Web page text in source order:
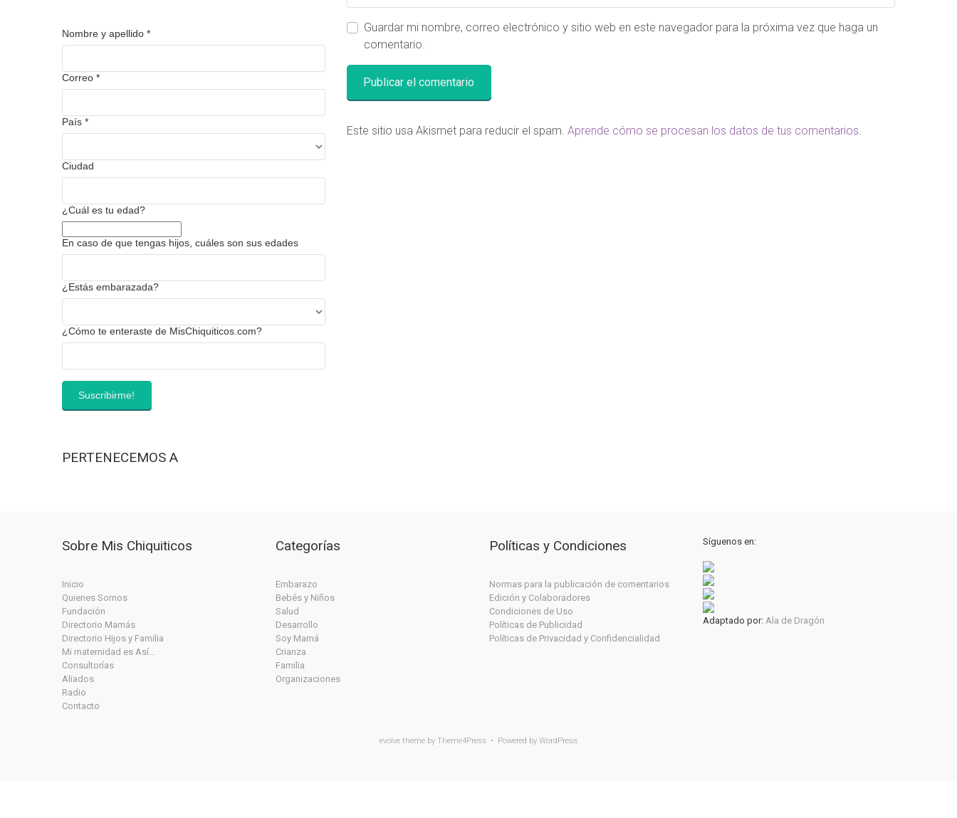
Guardar mi nombre, correo electrónico y sitio web en este navegador para la próxima vez que haga un
comentario.
Este sitio usa Akismet para reducir el spam. Aprende cómo se procesan los datos de tus comentarios
Nombre y apellido *
Correo *
País *
Ciudad
¿Cuál es tu edad?
En caso de que tengas hijos, cuáles son sus edades
¿Estás embarazada?
¿Cómo te enteraste de MisChiquiticos.com?
PERTENECEMOS A
Sobre Mis Chiquiticos
Inicio
Quienes Somos
Fundación
Directorio Mamás
Directorio Hijos y Familia
Mi maternidad es Así…
Consultorías
Aliados
Radio
Contacto
Categorías
Embarazo
Bebés y Niños
Salud
Desarrollo
Soy Mamá
Crianza
Familia
Organizaciones
Políticas y Condiciones
Normas para la publicación de comentarios
Edición y Colaboradores
Condiciones de Uso
Políticas de Publicidad
Políticas de Privacidad y Confidencialidad
Síguenos en:
Adaptado por: Ala de Dragón
evolve theme by Theme4Press • Powered by WordPress